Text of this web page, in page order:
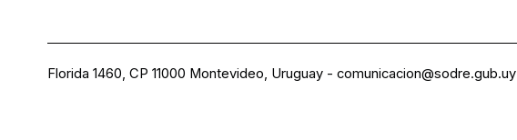
Florida 1460, CP 11000 Montevideo, Uruguay - comunicacion@sodre.gub.uy